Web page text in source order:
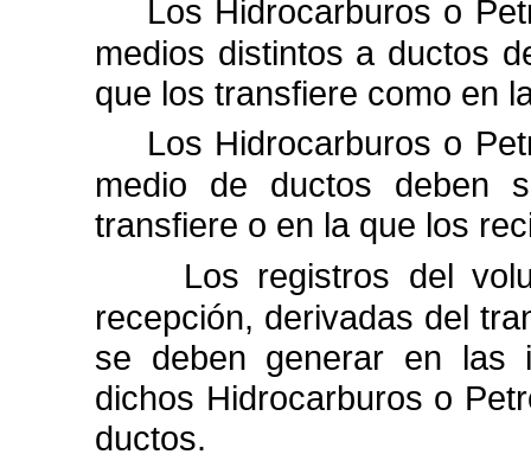
Los Hidrocarburos o
medios distintos a ductos
que los transfiere como en
Los Hidrocarburos o
medio de ductos deben
transfiere o en la que los
Los registros del
recepción, derivadas del
se deben generar en las
dichos Hidrocarburos o
ductos.